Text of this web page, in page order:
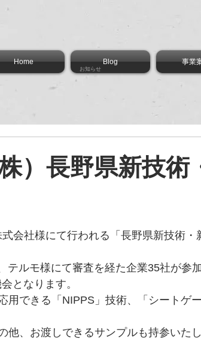
Home Blog 事業
お知らせ
）長野県新技術
会社様にて行われる「長野県新技術・
テルモ様にて審査を経た企業35社が参
となります。
用できる「NIPPS」技術、「シートゲ
他、お渡しできるサンプルも持参いた